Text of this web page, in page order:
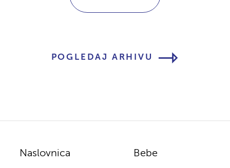
POGLEDAJ ARHIVU
Naslovnica Bebe